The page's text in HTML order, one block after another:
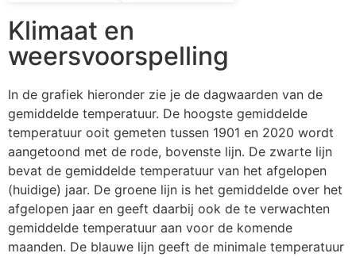
Klimaat en
weersvoorspelling
In de grafiek hieronder zie je de dagwaarden van de
gemiddelde temperatuur. De hoogste gemiddelde
temperatuur ooit gemeten tussen 1901 en 2020 wordt
aangetoond met de rode, bovenste lijn. De zwarte lijn
bevat de gemiddelde temperatuur van het afgelopen
(huidige) jaar. De groene lijn is het gemiddelde over het
afgelopen jaar en geeft daarbij ook de te verwachten
gemiddelde temperatuur aan voor de komende
maanden. De blauwe lijn geeft de minimale temperatuur